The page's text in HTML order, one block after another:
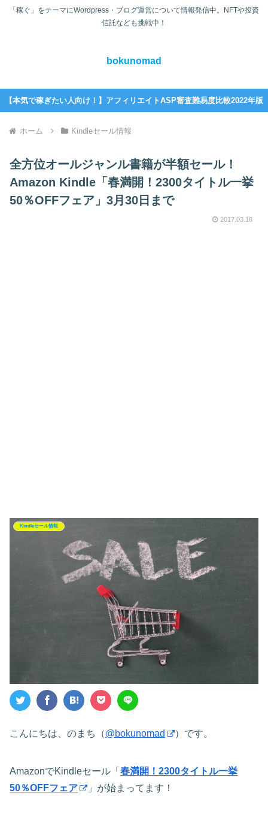
「稼ぐ」をテーマにWordpress・ブログ運営について情報発信中。NFTや投資
信託なども挑戦中！
bokunomad
【本気で稼ぎたい人向け！】アフィリエイトASP審査難易度比較2022年版
ホーム Kindleセール情報
全方位オールジャンル書籍が半額セール！
Amazon Kindle「春満開！2300タイトル一挙
50％OFFフェア」3月30日まで
2017.03.18
Kindleセール情報
こんにちは、のまち（@bokunomad ）です。
AmazonでKindleセール「 春満開！2300タイトル一挙
50％OFFフェア
」が始まってます！